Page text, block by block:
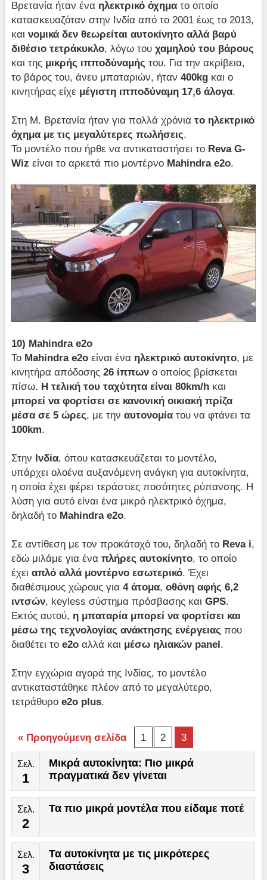
Βρετανία ήταν ένα ηλεκτρικό όχημα το οποίο
κατασκευαζόταν στην Ινδία από το 2001 έως το 2013,
καινομικά δεν θεωρείται αυτοκίνητο αλλά βαρύ
διθέσιο τετράκυκλο, λόγω τουχαμηλού του βάρους
και της μικρής ιπποδύναμής του. Για την ακρίβεια,
το βάρος του, άνευ μπαταριών, ήταν400kg και ο
κινητήρας είχε μέγιστη ιπποδύναμη 17,6 άλογα.
Στη Μ. Βρετανία ήταν για πολλά χρόνιατο ηλεκτρικό
όχημα με τις μεγαλύτερες πωλήσεις.
Το μοντέλο που ήρθε να αντικαταστήσει το RevaG-
Wiz είναι το αρκετά πιο μοντέρνο Mahindrae2o.
10) Mahindrae2o
Το Mahindrae2o είναι ένα ηλεκτρικό αυτοκίνητο, με
κινητήρα απόδοσης26 ίππων ο οποίος βρίσκεται
πίσω. Η τελική του ταχύτητα είναι 80km/h και
μπορεί να φορτίσει σε κανονική οικιακή πρίζα
μέσα σε 5 ώρες, με τηναυτονομίατου να φτάνει τα
100km.
Στην Ινδία, όπου κατασκευάζεται το μοντέλο,
υπάρχει ολοένα αυξανόμενη ανάγκη για αυτοκίνητα,
η οποία έχει φέρει τεράστιες ποσότητες ρύπανσης. Η
λύση για αυτό είναι ένα μικρό ηλεκτρικό όχημα,
δηλαδή το Mahindrae2o.
Σε αντίθεση με τον προκάτοχό του, δηλαδή το Reva i,
εδώ μιλάμε για έναπλήρες αυτοκίνητο, το οποίο
έχειαπλό αλλά μοντέρνο εσωτερικό. Έχει
διαθέσιμους χώρους για4 άτομα,οθόνη αφής 6,2
ιντσών, keyless σύστημα πρόσβασης καιGPS.
Εκτός αυτού, η μπαταρία μπορεί να φορτίσει και
μέσω της τεχνολογίας ανάκτησης ενέργειας που
διαθέτει τοe2o αλλά και μέσω ηλιακών panel.
Στην εγχώρια αγορά της Ινδίας, το μοντέλο
αντικαταστάθηκε πλέον από το μεγαλύτερο,
τετράθυροe2o plus.
« Προηγούμενη σελίδα 1 2 3
Σελ.
1
Μικρά αυτοκίνητα: Πιο μικρά
πραγματικά δεν γίνεται
Σελ.
2
Τα πιο μικρά μοντέλα που είδαμε ποτέ
Σελ.
3
Τα αυτοκίνητα με τις μικρότερες
διαστάσεις